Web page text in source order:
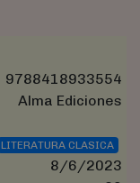
9788418933554
Alma Ediciones
LITERATURA CLASICA
8/6/2023